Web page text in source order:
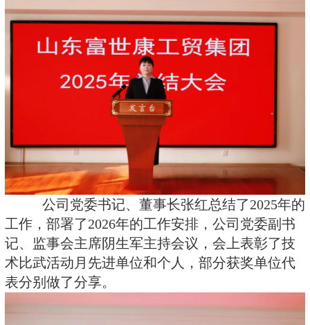
公司党委书记、董事长张红总结了2025年的
工作，部署了2026年的工作安排，公司党委副书
记、监事会主席阴生军主持会议，会上表彰了技
术比武活动月先进单位和个人，部分获奖单位代
表分别做了分享。